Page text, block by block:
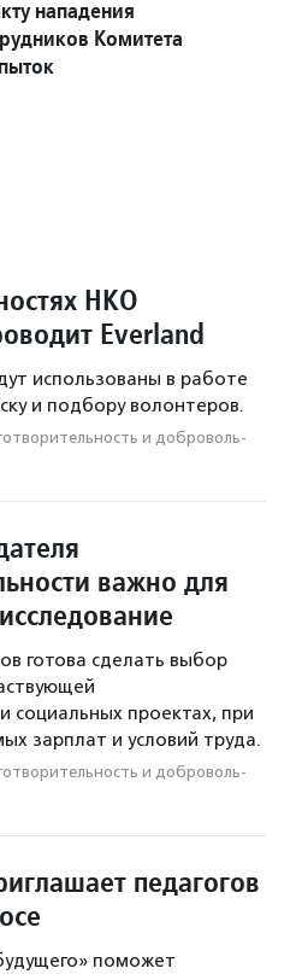
нападения
Комитета
НКО
Everland
использованы в работе
и подбору волонтеров.
и доброволь­
важно для
готова сделать выбор
социальных проектах, при
зарплат и условий труда.
и доброволь­
педагогов
поможет